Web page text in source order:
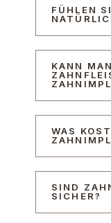
FÜHLEN
KANN
WAS
SIND
SICHER?